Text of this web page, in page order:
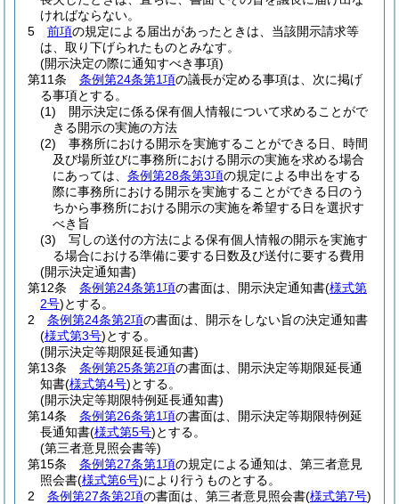
ければならない。
5
前項の規定による届出があったときは、当該開示請求等
は、取り下げられたものとみなす。
(開示決定の際に通知すべき事項)
第11条
条例第24条第1項の議長が定める事項は、次に掲げ
る事項とする。
(1)
開示決定に係る保有個人情報について求めることがで
きる開示の実施の方法
(2)
事務所における開示を実施することができる日、時間
及び場所並びに事務所における開示の実施を求める場合
にあっては、 条例第28条第3項の規定による申出をする
際に事務所における開示を実施することができる日のう
ちから事務所における開示の実施を希望する日を選択す
べき旨
(3)
写しの送付の方法による保有個人情報の開示を実施す
る場合における準備に要する日数及び送付に要する費用
(開示決定通知書)
第12条
条例第24条第1項の書面は、開示決定通知書(様式第
2号)とする。
2
条例第24条第2項の書面は、開示をしない旨の決定通知書
(様式第3号)とする。
(開示決定等期限延長通知書)
第13条
条例第25条第2項の書面は、開示決定等期限延長通
知書(様式第4号)とする。
(開示決定等期限特例延長通知書)
第14条
条例第26条第1項の書面は、開示決定等期限特例延
長通知書(様式第5号)とする。
(第三者意見照会書等)
第15条
条例第27条第1項の規定による通知は、第三者意見
照会書(様式第6号)により行うものとする。
2
条例第27条第2項の書面は、第三者意見照会書(様式第7号)